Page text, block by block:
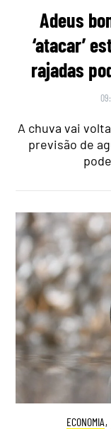
Adeus
‘atacar’
rajadas
A chuva vai
previsão de
ECONOMIA,